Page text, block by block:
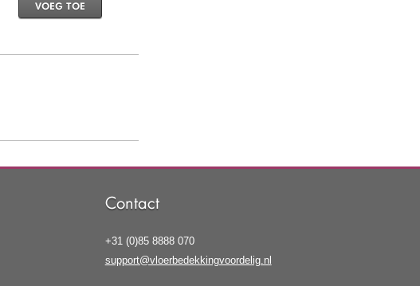
VOEG TOE
Contact
+31 (0)85 8888 070
support@vloerbedekkingvoordelig.nl